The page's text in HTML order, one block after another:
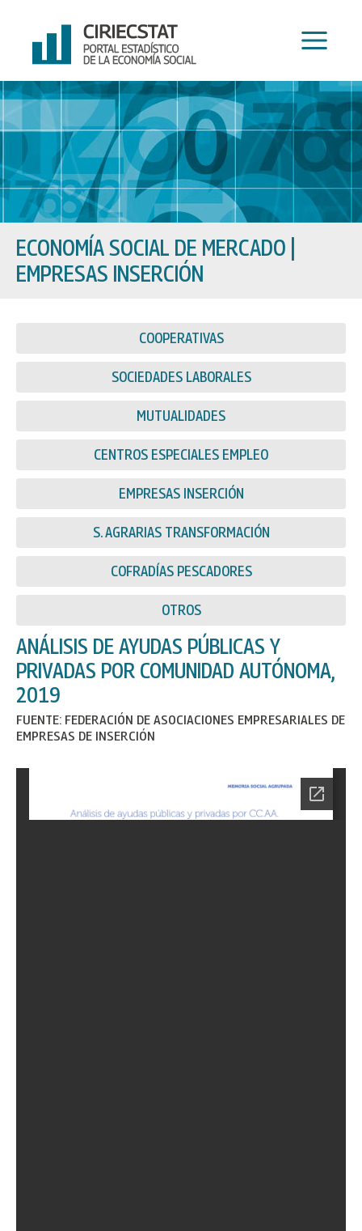
contenido
ECONOMÍA SOCIAL DE MERCADO
EMPRESAS INSERCIÓN
COOPERATIVAS
SOCIEDADES LABORALES
MUTUALIDADES
CENTROS ESPECIALES EMPLEO
EMPRESAS INSERCIÓN
S. AGRARIAS TRANSFORMACIÓN
COFRADÍAS PESCADORES
OTROS
ANÁLISIS DE AYUDAS PÚBLICAS Y
PRIVADAS POR COMUNIDAD AUTÓNOMA,
2019
FUENTE: FEDERACIÓN DE ASOCIACIONES EMPRESARIALES DE
EMPRESAS DE INSERCIÓN